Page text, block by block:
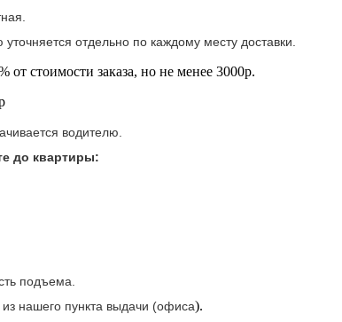
отдельно по каждому месту доставки.
стоимости заказа, но не менее 3000р.
водителю.
до квартиры:
подъема.
нашего пункта выдачи (офиса).